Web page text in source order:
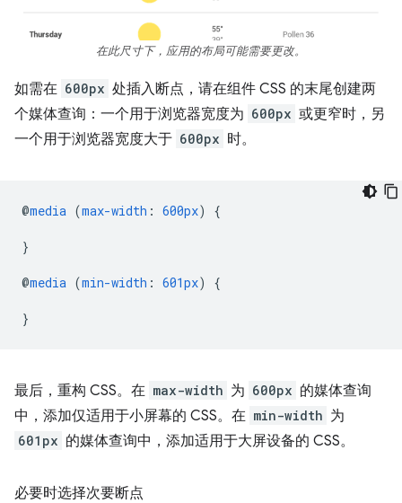
在此尺寸下，应用的布局可能需要更改。
如需在 600px 处插入断点，请在组件 CSS 的末尾创建两
个媒体查询：一个用于浏览器宽度为 600px 或更窄时，另
一个用于浏览器宽度大于 600px 时。
@media (max-width : 600px) {
}
@media (min-width : 601px) {
}
最后，重构 CSS。在 max-width 为 600px 的媒体查询
中，添加仅适用于小屏幕的 CSS。在 min-width 为
601px 的媒体查询中，添加适用于大屏设备的 CSS。
必要时选择次要断点